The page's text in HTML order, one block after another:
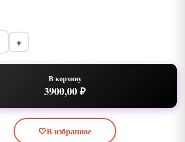
+
В корзину
3900,00 ₽
🤍В избранное